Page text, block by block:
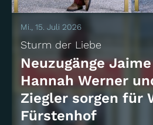
Mi., 15. Juli 2026
Sturm der Liebe
Neuzugänge
Hannah Werner
Ziegler sorgen für
Fürstenhof